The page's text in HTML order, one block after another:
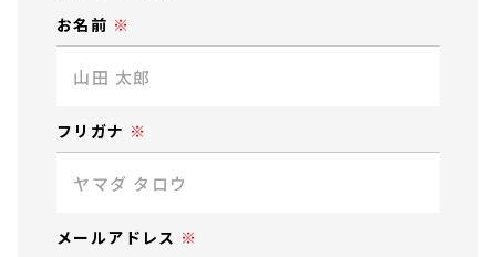
お名前
フリガナ
メールアドレス